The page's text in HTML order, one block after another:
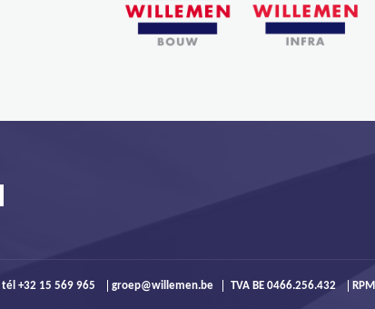
tél +32 15 569 965 groep@willemen.be TVA BE 0466.256.432